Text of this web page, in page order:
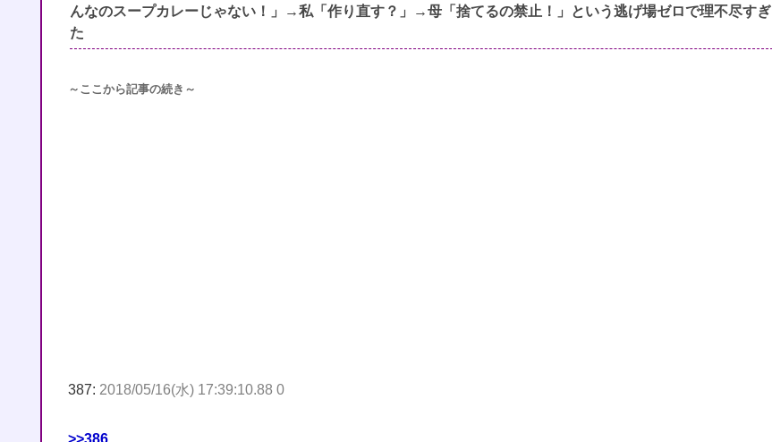
んなのスープカレーじゃない！」→私「作り直す？」→母「捨てるの禁止！」という逃げ場ゼロで理不尽すぎ
た
～ここから記事の続き～
387: 2018/05/16(水) 17:39:10.88 0
>>386